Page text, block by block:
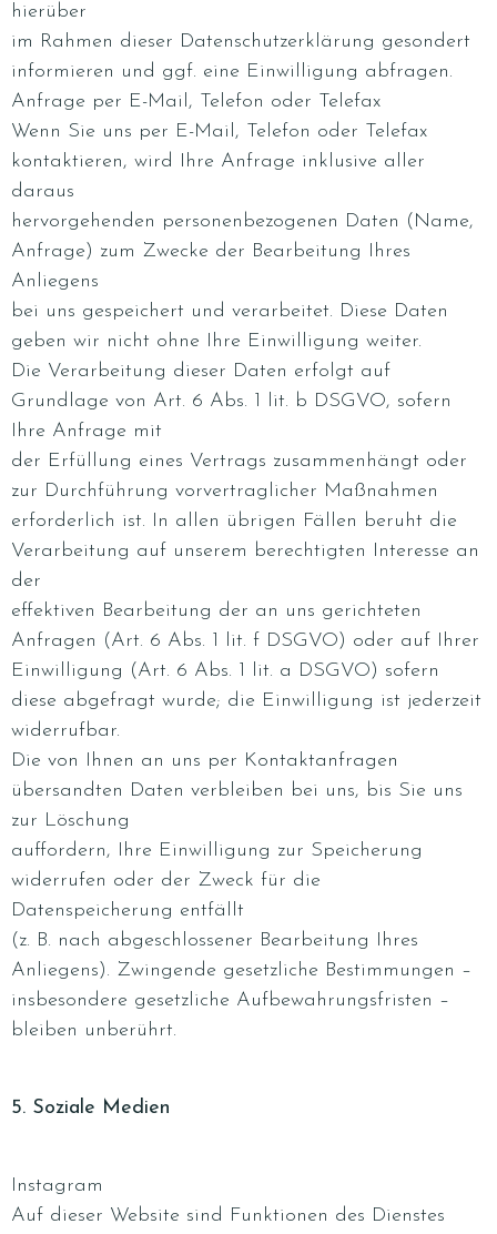
hierüber
im Rahmen dieser Datenschutzerklärung gesondert
informieren und ggf. eine Einwilligung abfragen.
Anfrage per E-Mail, Telefon oder Telefax
Wenn Sie uns per E-Mail, Telefon oder Telefax
kontaktieren, wird Ihre Anfrage inklusive aller
daraus
hervorgehenden personenbezogenen Daten (Name,
Anfrage) zum Zwecke der Bearbeitung Ihres
Anliegens
bei uns gespeichert und verarbeitet. Diese Daten
geben wir nicht ohne Ihre Einwilligung weiter.
Die Verarbeitung dieser Daten erfolgt auf
Grundlage von Art. 6 Abs. 1 lit. b DSGVO, sofern
Ihre Anfrage mit
der Erfüllung eines Vertrags zusammenhängt oder
zur Durchführung vorvertraglicher Maßnahmen
erforderlich ist. In allen übrigen Fällen beruht die
Verarbeitung auf unserem berechtigten Interesse an
der
effektiven Bearbeitung der an uns gerichteten
Anfragen (Art. 6 Abs. 1 lit. f DSGVO) oder auf Ihrer
Einwilligung (Art. 6 Abs. 1 lit. a DSGVO) sofern
diese abgefragt wurde; die Einwilligung ist jederzeit
widerrufbar.
Die von Ihnen an uns per Kontaktanfragen
übersandten Daten verbleiben bei uns, bis Sie uns
zur Löschung
auffordern, Ihre Einwilligung zur Speicherung
widerrufen oder der Zweck für die
Datenspeicherung entfällt
(z. B. nach abgeschlossener Bearbeitung Ihres
Anliegens). Zwingende gesetzliche Bestimmungen –
insbesondere gesetzliche Aufbewahrungsfristen –
bleiben unberührt.
5. Soziale Medien
Instagram
Auf dieser Website sind Funktionen des Dienstes